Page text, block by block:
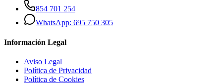
854 701 254
WhatsApp: 695 750 305
Información Legal
Aviso Legal
Política de Privacidad
Política de Cookies